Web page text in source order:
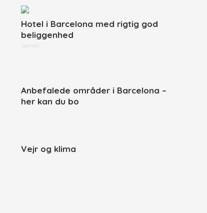
Hotel i Barcelona med rigtig god
beliggenhed
Sponset
Anbefalede områder i Barcelona –
her kan du bo
Vejr og klima